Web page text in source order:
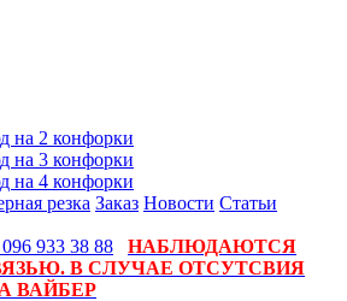
на 2 конфорки
на 3 конфорки
на 4 конфорки
резка Заказ Новости Статьи
933 38 88
НАБЛЮДАЮТСЯ
В СЛУЧАЕ ОТСУТСВИЯ
ВАЙБЕР